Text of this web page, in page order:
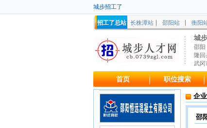
城步招工了
招工了总站 长株潭站 邵阳站 衡阳
城
邵阳
隆回
武冈
首页 职位搜索
企
邵